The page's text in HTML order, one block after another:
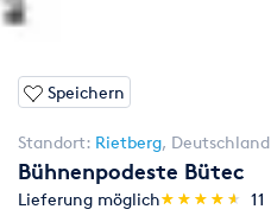
Speichern
Standort: Rietberg, Deutschland
Bühnenpodeste Bütec
Lieferung möglich(*)
★
★
(*)★
★
(*) ★
★
(*) ★
★
(*) ★
★ 11